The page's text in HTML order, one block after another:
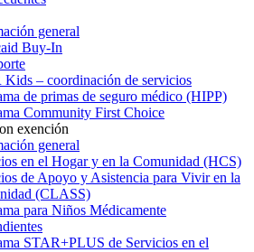
general
Buy-In
Kids – coordinación de servicios
de primas de seguro médico (HIPP)
Community First Choice
exención
general
en el Hogar y en la Comunidad (HCS)
de Apoyo y Asistencia para Vivir en la
(CLASS)
para Niños Médicamente
STAR+PLUS de Servicios en el